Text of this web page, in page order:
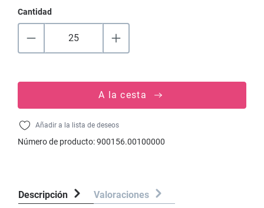
Cantidad
A la cesta
Añadir a la lista de deseos
Número de producto:900156.00100000
Descripción Valoraciones